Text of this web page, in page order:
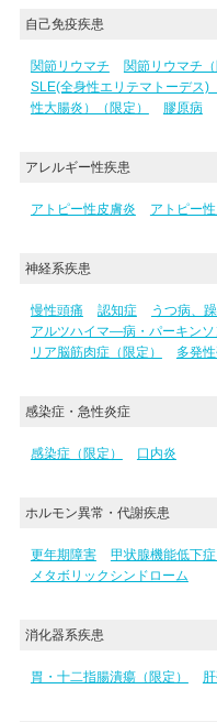
自己免疫疾患
関節リウマチ 関節リウマチ（
SLE(全身性エリテマトーデス)
性大腸炎）（限定）
膠原病
アレルギー性疾患
アトピー性皮膚炎 アトピー性
神経系疾患
慢性頭痛 認知症 うつ病、
アルツハイマ―病・パーキン
リア脳筋肉症（限定）
多発
感染症・急性炎症
感染症（限定） 口内炎
ホルモン異常・代謝疾患
更年期障害 甲状腺機能低下症
メタボリックシンドローム
消化器系疾患
胃・十二指腸潰瘍（限定）